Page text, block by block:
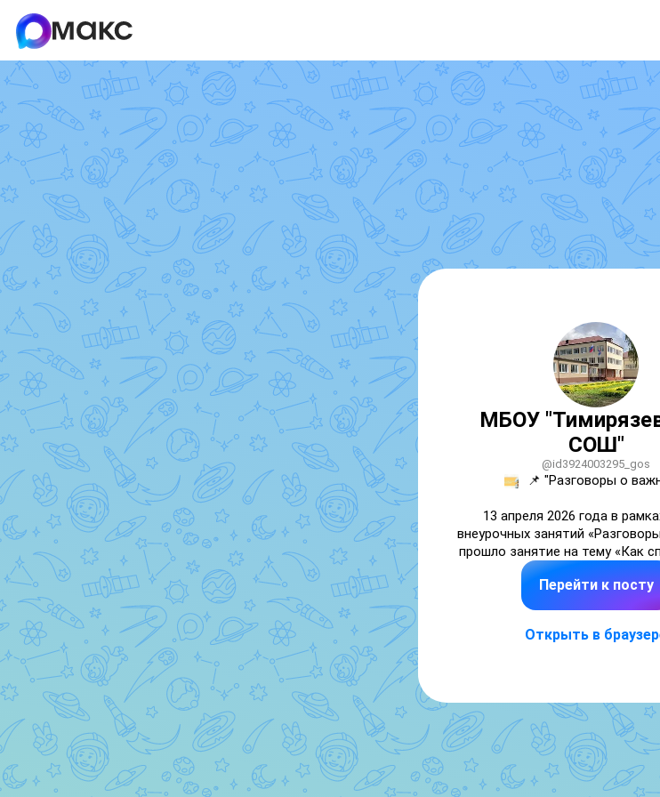
МБОУ
СОШ"
@id3924003295_gos
📌 "Разговоры о
13 апреля 2026 года в
внеурочных занятий
прошло занятие на тему «Как
волнением?».
Тема актуальна, так как
возникает перед важными
🔶В ходе занятий ребята
такое волнение, почему оно
влияет на наше самочувствие и
Особое внимание уделили
способам саморегуляции:
Перейти к посту
Открыть в